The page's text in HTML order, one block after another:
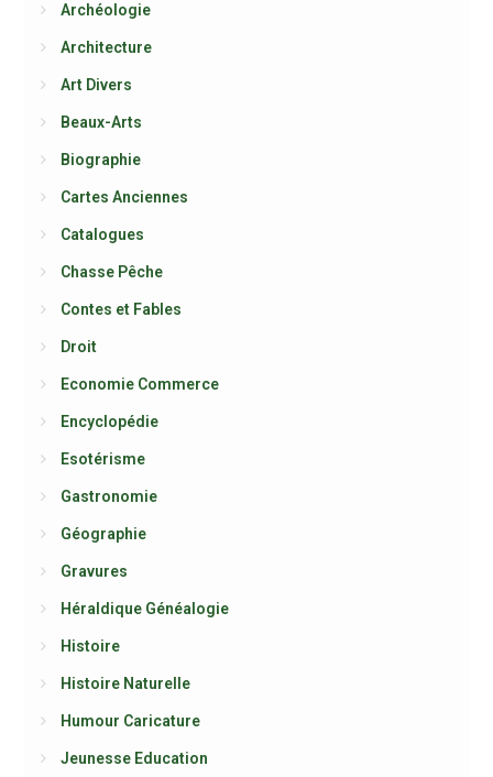
Archéologie
Architecture
Art Divers
Beaux-Arts
Biographie
Cartes Anciennes
Catalogues
Chasse Pêche
Contes et Fables
Droit
Economie Commerce
Encyclopédie
Esotérisme
Gastronomie
Géographie
Gravures
Héraldique Généalogie
Histoire
Histoire Naturelle
Humour Caricature
Jeunesse Education